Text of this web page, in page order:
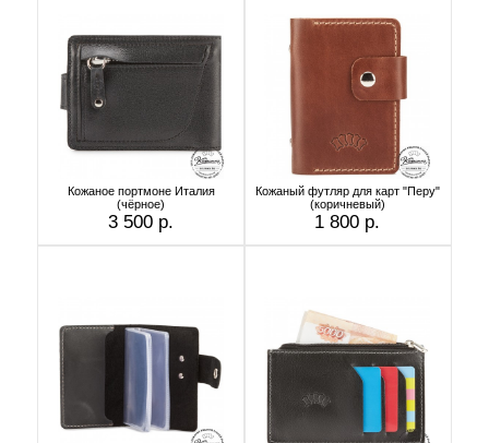
Кожаное портмоне Италия
(чёрное)
3 500 р.
Кожаный футляр для карт "Перу"
(коричневый)
1 800 р.